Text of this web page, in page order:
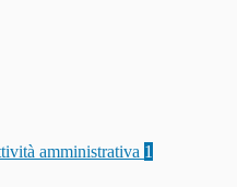
amministrativa 1